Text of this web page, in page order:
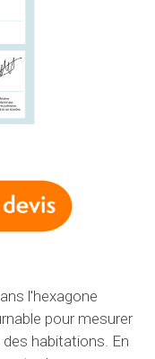
l'hexagone
pour mesurer
habitations. En